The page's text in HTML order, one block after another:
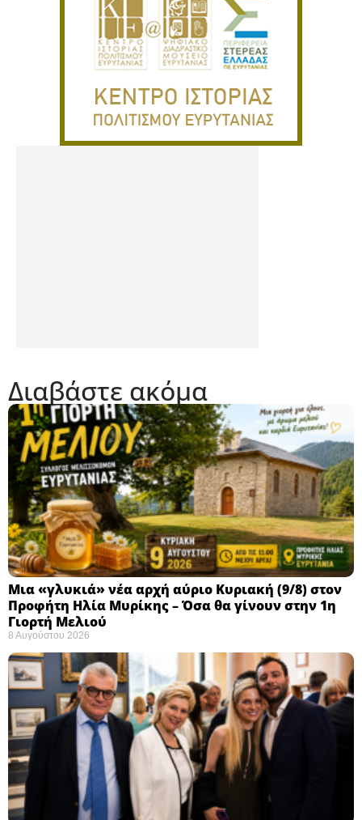
Διαβάστε ακόμα
Μια «γλυκιά» νέα αρχή αύριο Κυριακή (9/8) στον
Προφήτη Ηλία Μυρίκης – Όσα θα γίνουν στην 1η
Γιορτή Μελιού
8 Αυγούστου 2026